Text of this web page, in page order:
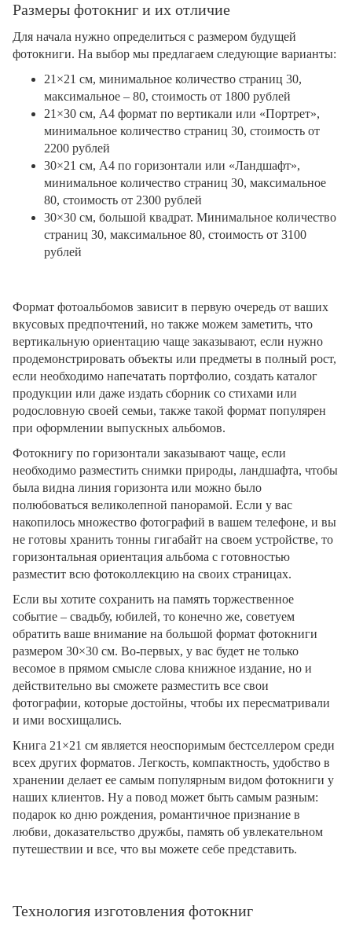
Размеры фотокниг и их отличие
Для начала нужно определиться с размером будущей
фотокниги. На выбор мы предлагаем следующие варианты:
21×21 см, минимальное количество страниц 30,
максимальное – 80, стоимость от 1800 рублей
21×30 см, А4 формат по вертикали или «Портрет»,
минимальное количество страниц 30, стоимость от
2200 рублей
30×21 см, А4 по горизонтали или «Ландшафт»,
минимальное количество страниц 30, максимальное
80, стоимость от 2300 рублей
30×30 см, большой квадрат. Минимальное количество
страниц 30, максимальное 80, стоимость от 3100
рублей
Формат фотоальбомов зависит в первую очередь от ваших
вкусовых предпочтений, но также можем заметить, что
вертикальную ориентацию чаще заказывают, если нужно
продемонстрировать объекты или предметы в полный рост,
если необходимо напечатать портфолио, создать каталог
продукции или даже издать сборник со стихами или
родословную своей семьи, также такой формат популярен
при оформлении выпускных альбомов.
Фотокнигу по горизонтали заказывают чаще, если
необходимо разместить снимки природы, ландшафта, чтобы
была видна линия горизонта или можно было
полюбоваться великолепной панорамой. Если у вас
накопилось множество фотографий в вашем телефоне, и вы
не готовы хранить тонны гигабайт на своем устройстве, то
горизонтальная ориентация альбома с готовностью
разместит всю фотоколлекцию на своих страницах.
Если вы хотите сохранить на память торжественное
событие – свадьбу, юбилей, то конечно же, советуем
обратить ваше внимание на большой формат фотокниги
размером 30×30 см. Во-первых, у вас будет не только
весомое в прямом смысле слова книжное издание, но и
действительно вы сможете разместить все свои
фотографии, которые достойны, чтобы их пересматривали
и ими восхищались.
Книга 21×21 см является неоспоримым бестселлером среди
всех других форматов. Легкость, компактность, удобство в
хранении делает ее самым популярным видом фотокниги у
наших клиентов. Ну а повод может быть самым разным:
подарок ко дню рождения, романтичное признание в
любви, доказательство дружбы, память об увлекательном
путешествии и все, что вы можете себе представить.
Технология изготовления фотокниг